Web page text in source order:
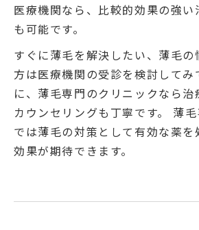
医療機関なら、比較的効果の強い
も可能です。
すぐに薄毛を解決したい、薄毛の
方は医療機関の受診を検討して
に、薄毛専門のクリニックなら治
カウンセリングも丁寧です。 薄
では薄毛の対策として有効な薬を
効果が期待できます。